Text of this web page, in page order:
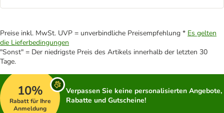
Preise inkl. MwSt. UVP = unverbindliche Preisempfehlung * Es gelten
die Lieferbedingungen
"Sonst" = Der niedrigste Preis des Artikels innerhalb der letzten 30
Tage.
10%
Rabatt für Ihre
Anmeldung
Verpassen Sie keine personalisierten Angebote,
Rabatte und Gutscheine!